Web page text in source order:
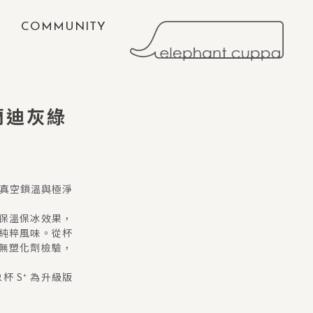
COMMUNITY
灰綠
空鎖溫與極淨
溫保冰效果，
粹風味。從杯
塑化劑檢驗，
S⁺ 為升級版